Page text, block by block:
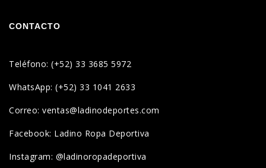
CONTACTO
Teléfono: (+52) 33 3685 5972
WhatsApp: (+52) 33 1041 2633
Correo: ventas@ladinodeportes.com
Facebook: Ladino Ropa Deportiva
Instagram: @ladinoropadeportiva